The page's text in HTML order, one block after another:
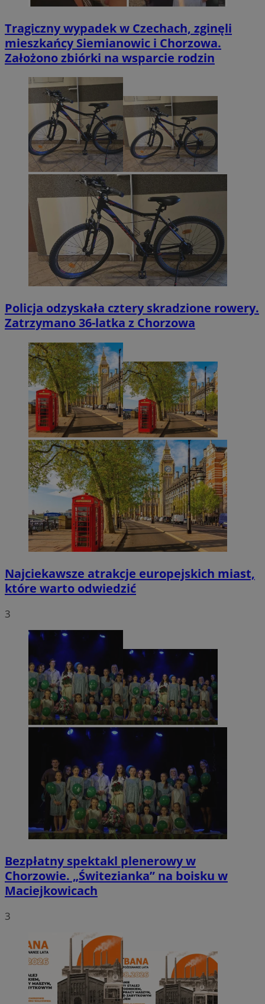
Tragiczny wypadek w Czechach, zginęli
mieszkańcy Siemianowic i Chorzowa.
Założono zbiórki na wsparcie rodzin
Policja odzyskała cztery skradzione rowery.
Zatrzymano 36-latka z Chorzowa
Najciekawsze atrakcje europejskich miast,
które warto odwiedzić
3
Bezpłatny spektakl plenerowy w
Chorzowie. „Świtezianka” na boisku w
Maciejkowicach
3